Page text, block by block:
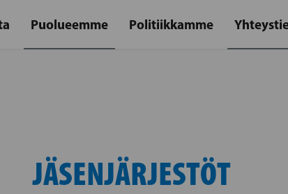
Puolueemme Politiikkamme
JÄSENJÄRJESTÖT